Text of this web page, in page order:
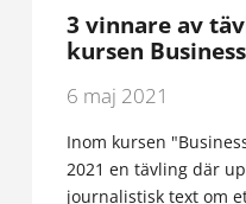
3 vinnare av
kursen
6 maj 2021
Inom kursen
2021 en tävling där
journalistisk text om